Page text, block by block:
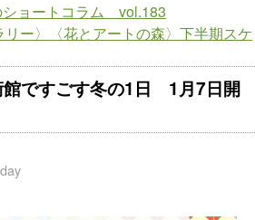
ショートコラム vol.183
ー〉〈花とアートの森〉下半期スケ
館ですごす冬の1日 1月7日開